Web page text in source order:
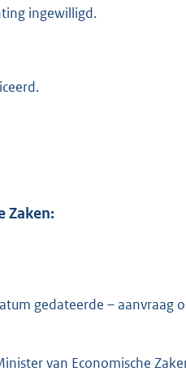
ingewilligd.
Zaken:
gedateerde – aanvraag
van Economische